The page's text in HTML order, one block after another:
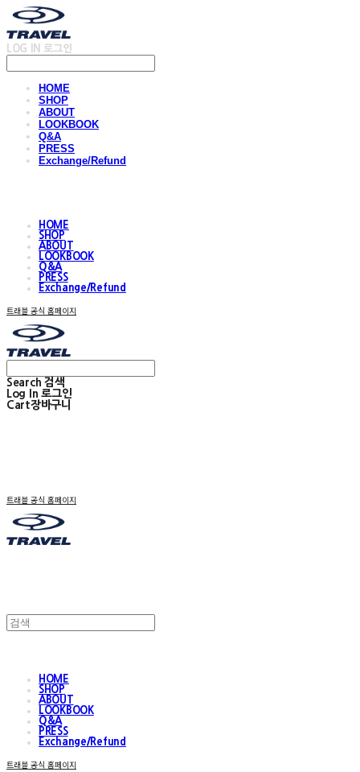
LOG IN 로그인
HOME
SHOP
ABOUT
LOOKBOOK
Q&A
PRESS
Exchange/Refund
HOME
SHOP
ABOUT
LOOKBOOK
Q&A
PRESS
Exchange/Refund
트래블 공식 홈페이지
Search 검색
Log In 로그인
Cart장바구니
트래블 공식 홈페이지
HOME
SHOP
ABOUT
LOOKBOOK
Q&A
PRESS
Exchange/Refund
트래블 공식 홈페이지